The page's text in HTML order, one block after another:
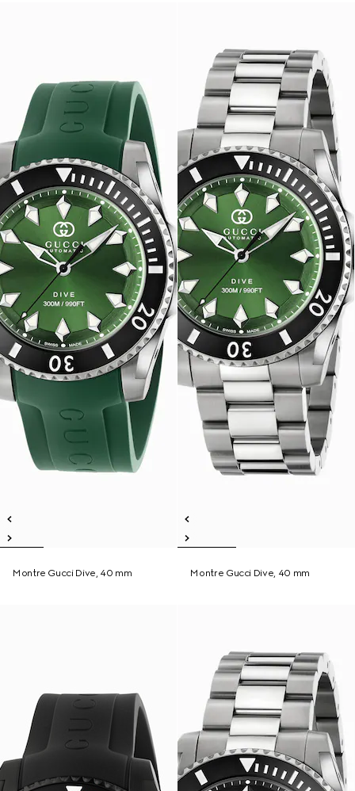
Montre Gucci Dive, 40 mm Montre Gucci Dive, 40 mm